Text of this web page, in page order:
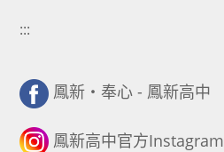
:::
鳳新・奉心 - 鳳新高中
鳳新高中官方Instagram